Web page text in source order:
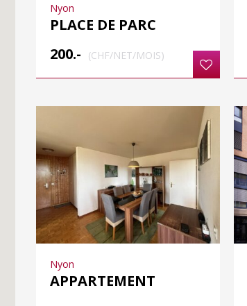
Nyon
PLACE DE PARC
200.-
(CHF/NET/MOIS)
Nyon
APPARTEMENT